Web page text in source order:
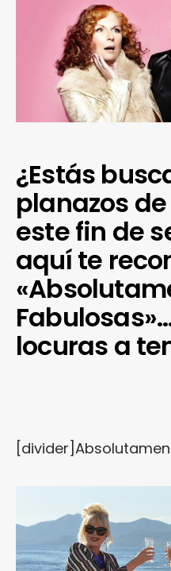
¿Estás
planazos
este fin de
aquí te
locuras a